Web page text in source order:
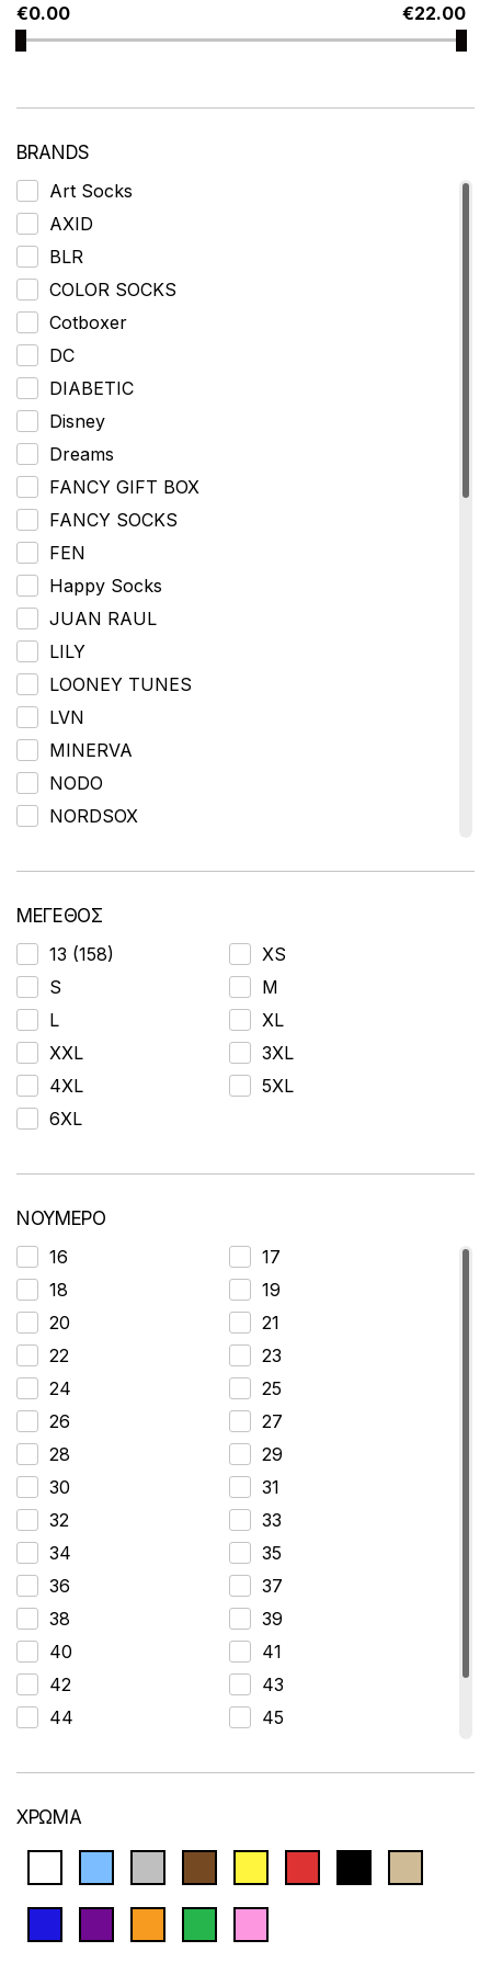
€0.00 €22.00
BRANDS
Art Socks
AXID
BLR
COLOR SOCKS
Cotboxer
DC
DIABETIC
Disney
Dreams
FANCY GIFT BOX
FANCY SOCKS
FEN
Happy Socks
JUAN RAUL
LILY
LOONEY TUNES
LVN
MINERVA
NODO
NORDSOX
PINGUI
PJM
PUFYD
Q&Y
RTO
SNC
SOX
STAR 365
SUN
ΜΕΓΕΘΟΣ
13 (158)
XS
S
M
L
XL
XXL
3XL
4XL
5XL
6XL
ΝΟΥΜΕΡΟ
16
17
18
19
20
21
22
23
24
25
26
27
28
29
30
31
32
33
34
35
36
37
38
39
40
41
42
43
44
45
ΧΡΩΜΑ